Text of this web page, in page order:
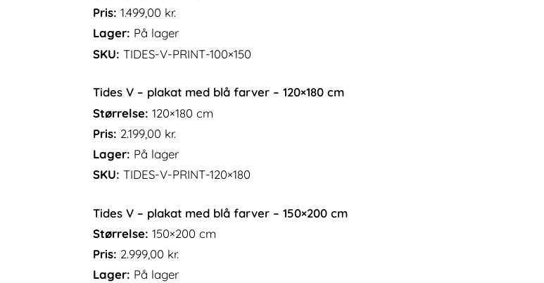
Pris: 1.499,00 kr.
Lager: På lager
SKU: TIDES-V-PRINT-100×150
Tides V – plakat med blå farver – 120×180 cm
Størrelse: 120×180 cm
Pris: 2.199,00 kr.
Lager: På lager
SKU: TIDES-V-PRINT-120×180
Tides V – plakat med blå farver – 150×200 cm
Størrelse: 150×200 cm
Pris: 2.999,00 kr.
Lager: På lager